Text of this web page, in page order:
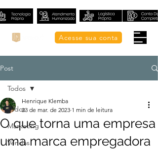
Acesse sua conta
Post
Todos
Marketing
Vendas
Todos
O que torna uma empresa
uma marca empregadora
Henrique Klemba
23 de mar. de 2023 1 min de leitura